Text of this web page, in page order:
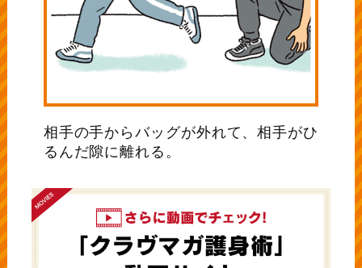
相手の手からバッグが外れて、相手がひ
るんだ隙に離れる。